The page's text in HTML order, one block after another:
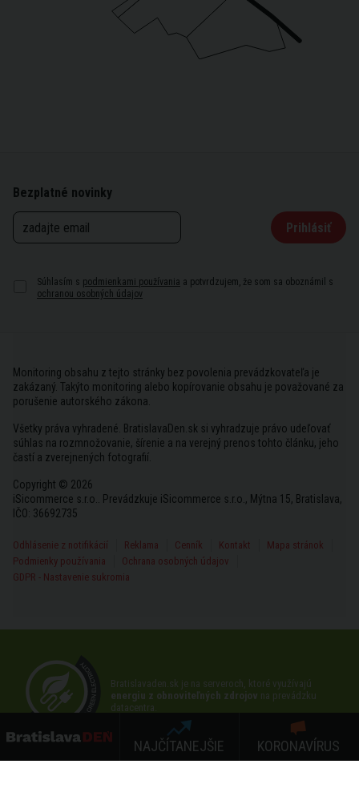
NAJČÍTANEJŠIE KORONAVÍRUS
Bezplatné novinky
Prihlásiť
Súhlasím s podmienkami používania a potvrdzujem, že som sa oboznámil s
ochranou osobných údajov
Monitoring obsahu z tejto stránky bez povolenia prevádzkovateľa je
zakázaný. Takýto monitoring alebo kopírovanie obsahu je považované za
porušenie autorského zákona.
Všetky práva vyhradené. BratislavaDen.sk si vyhradzuje právo udeľovať
súhlas na rozmnožovanie, šírenie a na verejný prenos tohto článku, jeho
častí a zverejnených fotografií.
Copyright © 2026
iSicommerce s.r.o.. Prevádzkuje iSicommerce s.r.o., Mýtna 15, Bratislava,
IČO: 36692735
Odhlásenie z notifikácií Reklama Cenník Kontakt
Mapa stránok
Podmienky používania
Ochrana osobných údajov
GDPR - Nastavenie sukromia
Bratislavaden.sk je na serveroch, ktoré využívajú
energiu z obnoviteľných zdrojov na prevádzku
datacentra.